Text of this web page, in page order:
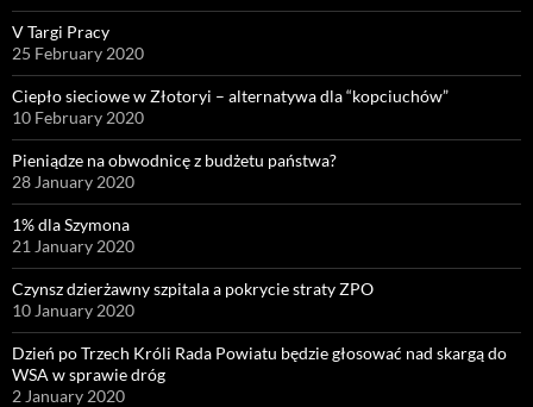
V Targi Pracy
25 February 2020
Ciepło sieciowe w Złotoryi – alternatywa dla “kopciuchów”
10 February 2020
Pieniądze na obwodnicę z budżetu państwa?
28 January 2020
1% dla Szymona
21 January 2020
Czynsz dzierżawny szpitala a pokrycie straty ZPO
10 January 2020
Dzień po Trzech Króli Rada Powiatu będzie głosować nad skargą do
WSA w sprawie dróg
2 January 2020